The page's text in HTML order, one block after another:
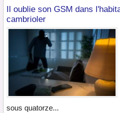
Il oublie son GSM dans
cambrioler
sous quatorze...